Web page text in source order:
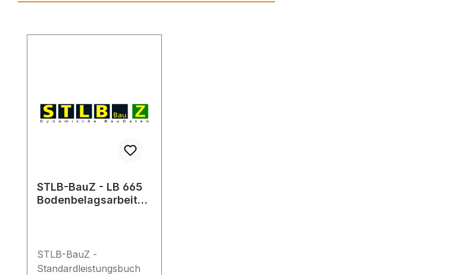
STLB-BauZ - LB 665
Bodenbelagsarbeiten
STLB-BauZ -
Standardleistungsbuch